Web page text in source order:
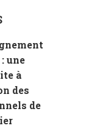
une
à
des
de